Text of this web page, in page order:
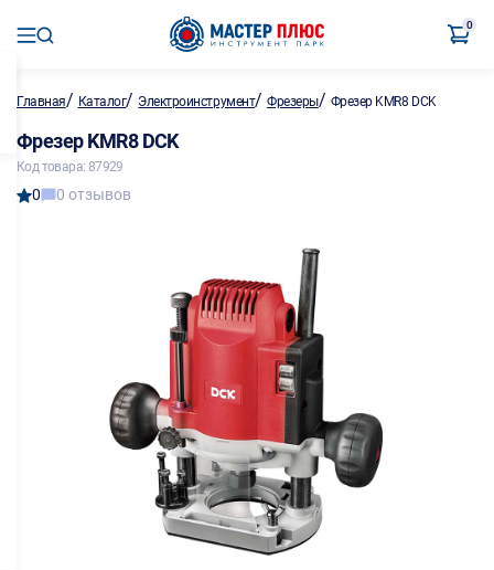
0
Главная/ Каталог/ Электроинструмент/Фрезеры/ Фрезер KMR8 DCK
Фрезер KMR8 DCK
Код товара: 87929
0 0 отзывов